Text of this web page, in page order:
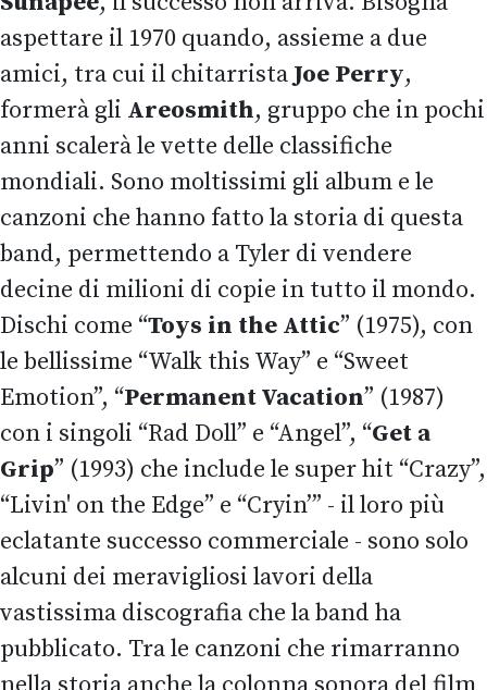
aspettare il 1970 quando, assieme a due
amici, tra cui il chitarrista Joe Perry,
formerà gli Areosmith, gruppo che in pochi
anni scalerà le vette delle classifiche
mondiali. Sono moltissimi gli album e le
canzoni che hanno fatto la storia di questa
band, permettendo a Tyler di vendere
decine di milioni di copie in tutto il mondo.
Dischi come “Toys in the Attic” (1975), con
le bellissime “Walk this Way” e “Sweet
Emotion”, “Permanent Vacation” (1987)
con i singoli “Rad Doll” e “Angel”, “Get a
Grip” (1993) che include le super hit “Crazy”,
“Livin' on the Edge” e “Cryin’” - il loro più
eclatante successo commerciale - sono solo
alcuni dei meravigliosi lavori della
vastissima discografia che la band ha
pubblicato. Tra le canzoni che rimarranno